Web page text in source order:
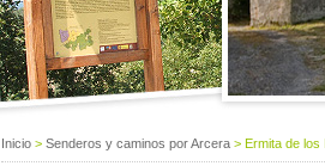
Inicio > Senderos y caminos por Arcera > Ermita de los